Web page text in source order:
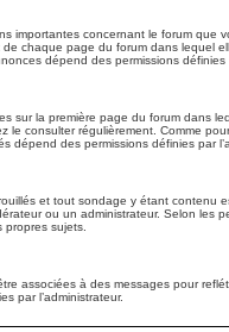
importantes concernant le forum que
chaque page du forum dans lequel
dépend des permissions définies
sur la première page du forum dans
le consulter régulièrement. Comme
dépend des permissions définies par
et tout sondage y étant contenu
ou un administrateur. Selon les
propres sujets.
associées à des messages pour
par l’administrateur.